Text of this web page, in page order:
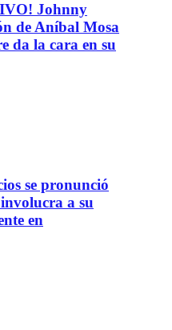
Johnny
de Aníbal Mosa
da la cara en su
se pronunció
a su
en